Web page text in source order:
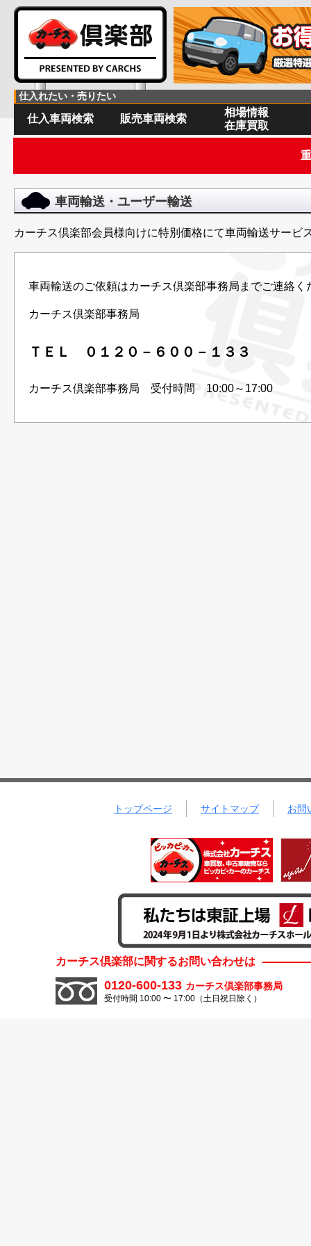
仕入れたい・売りたい
仕入車両検索 販売車両検索
相場情報
在庫買取
車両輸送・ユーザー輸送
カーチス倶楽部会員様向けに特別価格にて車両輸送サービ
車両輸送のご依頼はカーチス倶楽部事務局までご連絡く
カーチス倶楽部事務局
ＴＥＬ ０１２０－６００－１３３
カーチス倶楽部事務局 受付時間 10:00～17:00
トップページ サイトマップ お問
カーチス倶楽部に関するお問い合わせは
0120-600-133 カーチス倶楽部事務局
受付時間 10:00 〜 17:00（土日祝日除く）